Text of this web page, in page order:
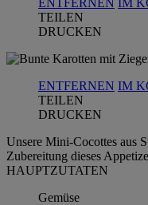
TEILEN
DRUCKEN
ENTFERNEN IM
TEILEN
DRUCKEN
Unsere Mini-Cocottes aus
Zubereitung dieses
HAUPTZUTATEN
Gemüse